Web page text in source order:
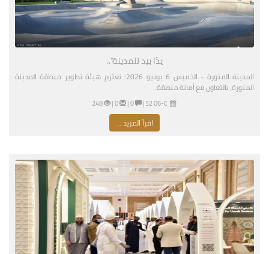
يدًا بيد للمدينة”..
المدينة المنورة - الخميس 6 يونيو 2026: تعتزم هيئة تطوير منطقة المدينة
المنورة، بالتعاون مع أمانة منطقة..
06-04-2026 04:52 مساءً |
0 |
0 |
248
اقرأ المزيد ...